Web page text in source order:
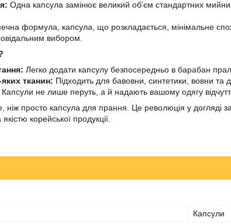
Одна капсула замінює великий об’єм стандартних
формула, капсула, що розкладається, мінімальне
вибором.
Легко додати капсулу безпосередньо в барабан
тканин: Підходить для бавовни, синтетики, вовни та
Капсули не лише перуть, а й надають вашому одягу
ніж просто капсула для прання. Це революція у догляді
корейської продукції.
Капсули